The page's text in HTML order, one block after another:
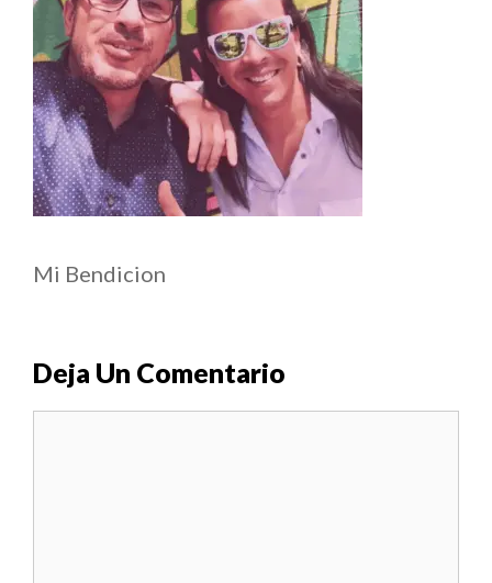
Mi Bendicion
Deja Un Comentario